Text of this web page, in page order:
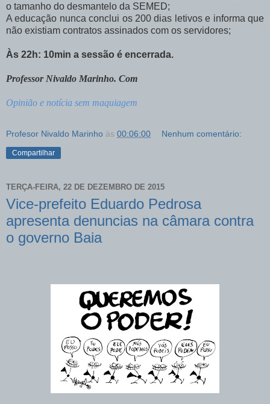
o tamanho do desmantelo da SEMED;
A educação nunca conclui os 200 dias letivos e informa que
não existiam contratos assinados com os servidores;
Às 22h: 10min a sessão é encerrada.
Professor Nivaldo Marinho. Com
Opinião e notícia sem maquiagem
Profesor Nivaldo Marinho às 00:06:00 Nenhum comentário:
Compartilhar
TERÇA-FEIRA, 22 DE DEZEMBRO DE 2015
Vice-prefeito Eduardo Pedrosa
apresenta denuncias na câmara contra
o governo Baia